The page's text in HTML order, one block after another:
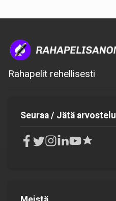
Rahapelit rehellisesti
Seuraa / Jätä arvostelu